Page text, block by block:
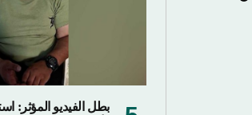
بطل الفيديو المؤثر: استعدت